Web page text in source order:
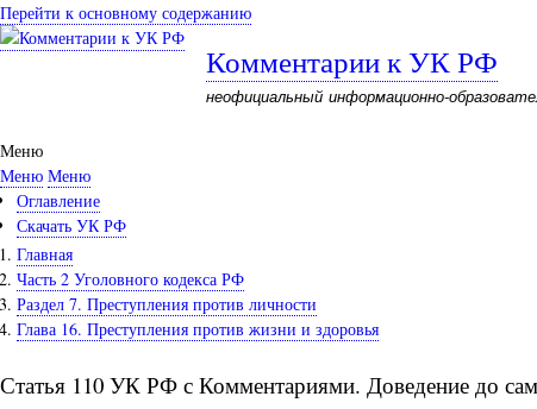
Перейти к основному содержанию
Комментарии к УК РФ
неофициальный информационно-
Меню
Меню Меню
Оглавление
Скачать УК РФ
Главная
Часть 2 Уголовного кодекса РФ
Раздел 7. Преступления против личности
Глава 16. Преступления против жизни и здоровья
Статья 110 УК РФ с Комментариями. Доведение до